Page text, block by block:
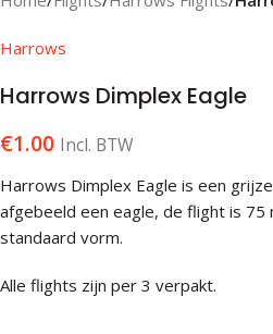
Harrows
Harrows Dimplex Eagle
€1.00 Incl. BTW
Harrows Dimplex Eagle is een
afgebeeld een eagle, de flight is 75
standaard vorm.
Alle flights zijn per 3 verpakt.